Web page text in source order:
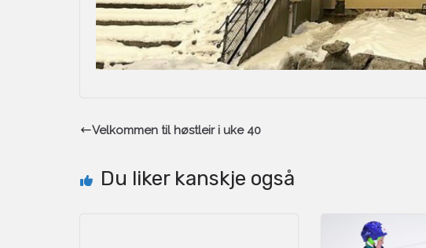
Velkommen til høstleir i uke 40
Du liker kanskje også